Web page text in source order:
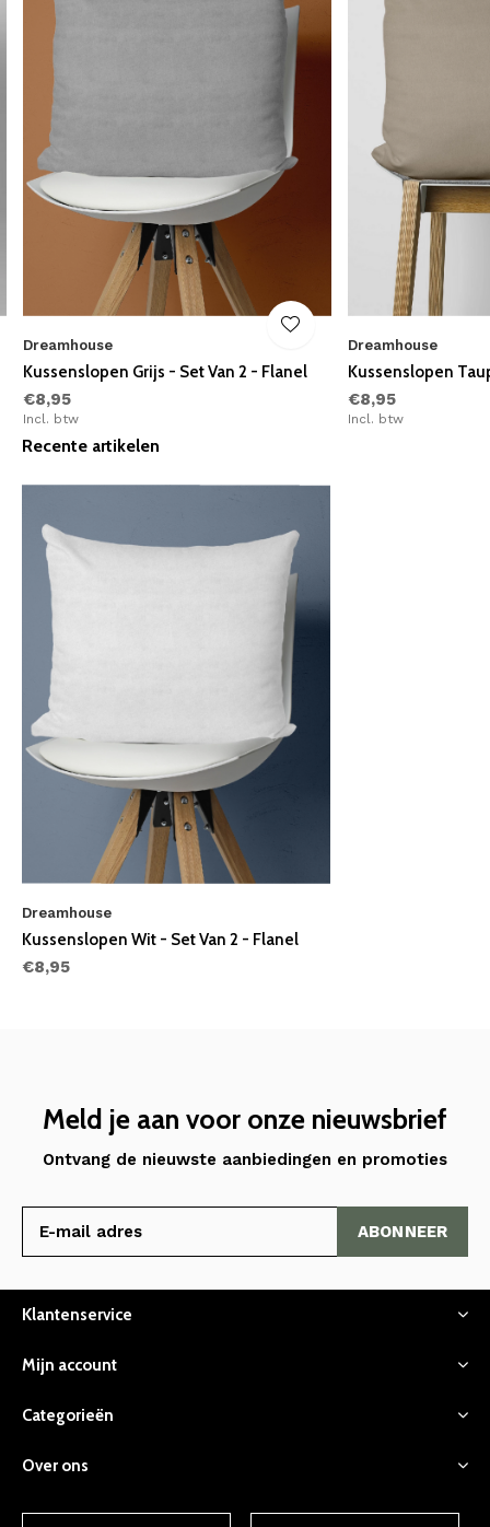
Dreamhouse
Kussenslopen Grijs - Set Van 2 - Flanel
€8,95
Incl. btw
Dreamhouse
Kussenslopen
€8,95
Incl. btw
Recente artikelen
Dreamhouse
Kussenslopen Wit - Set Van 2 - Flanel
€8,95
Meld je aan voor onze nieuwsbrief
Ontvang de nieuwste aanbiedingen en promoties
ABONNEER
Klantenservice
Mijn account
Categorieën
Over ons